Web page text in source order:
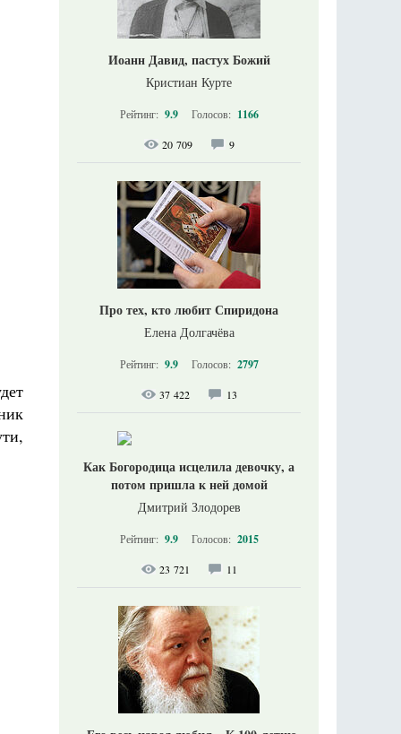
Иоанн Давид, пастух Божий
Кристиан Курте
Рейтинг: 9.9 Голосов: 1166
20 709 9
Про тех, кто любит Спиридона
Елена Долгачёва
Рейтинг: 9.9 Голосов: 2797
37 422 13
Как Богородица исцелила девочку, а
потом пришла к ней домой
Дмитрий Злодорев
Рейтинг: 9.9 Голосов: 2015
23 721 11